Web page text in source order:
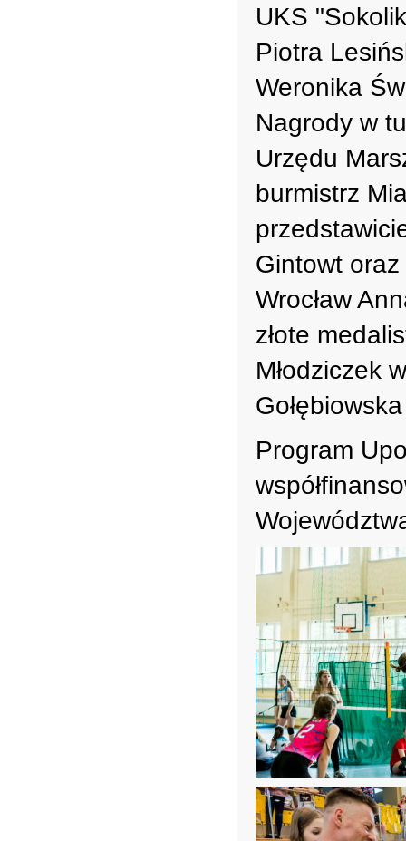
UKS
Piotra
Weronika
Nagrody w
Urzędu
burmistrz
Gintowt
Wrocław
złote
Młodziczek
Program